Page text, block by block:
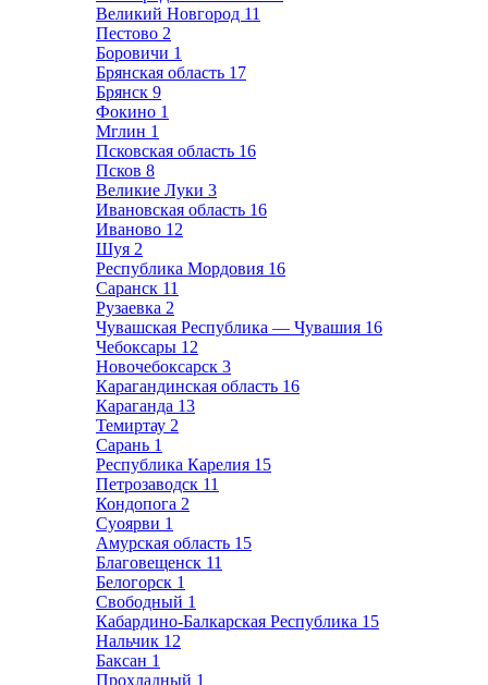
Великий Новгород 11
Пестово 2
Боровичи 1
Брянская область 17
Брянск 9
Фокино 1
Мглин 1
Псковская область 16
Псков 8
Великие Луки 3
Ивановская область 16
Иваново 12
Шуя 2
Республика Мордовия 16
Саранск 11
Рузаевка 2
Чувашская Республика — Чувашия 16
Чебоксары 12
Новочебоксарск 3
Карагандинская область 16
Караганда 13
Темиртау 2
Сарань 1
Республика Карелия 15
Петрозаводск 11
Кондопога 2
Суоярви 1
Амурская область 15
Благовещенск 11
Белогорск 1
Свободный 1
Кабардино-Балкарская Республика 15
Нальчик 12
Баксан 1
Прохладный 1